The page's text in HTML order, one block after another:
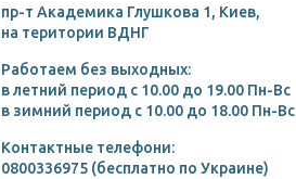
пр-т Академика Глушкова 1, Киев,
на територии ВДНГ
Работаем без выходных:
в летний период c 10.00 до 19.00 Пн-Вс
в зимний период c 10.00 до 18.00 Пн-Вс
Контактные телефони:
0800336975 (бесплатно по Украине)